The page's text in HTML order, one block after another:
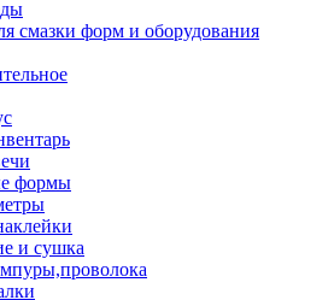
смазки форм и оборудования
формы
и сушка